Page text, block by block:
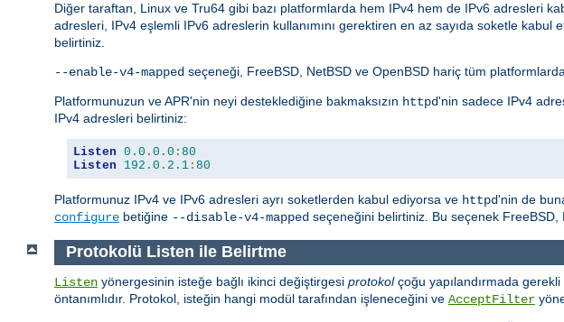
Diğer taraftan, Linux ve Tru64 gibi bazı platformlarda hem IPv4 hem de IPv6 adresleri
adresleri, IPv4 eşlemli IPv6 adreslerin kullanımını gerektiren en az sayıda soketle kabul
belirtiniz.
--enable-v4-mapped seçeneği, FreeBSD, NetBSD ve OpenBSD hariç tüm
Platformunuzun ve APR'nin neyi desteklediğine bakmaksızın httpd'nin sadece IPv4
IPv4 adresleri belirtiniz:
Listen 0.0 . 0.0 : 80
Listen
192.0 . 2.1 : 80
Platformunuz IPv4 ve IPv6 adresleri ayrı soketlerden kabul ediyorsa ve httpd'nin de
configure betiğine --disable-v4-mapped seçeneğini belirtiniz. Bu seçenek FreeBSD,
Protokolü Listen ile Belirtme
Listen yönergesinin isteğe bağlı ikinci değiştirgesi protokolçoğu yapılandırmada
öntanımlıdır. Protokol, isteğin hangi modül tarafından işleneceğini ve AcceptFilter